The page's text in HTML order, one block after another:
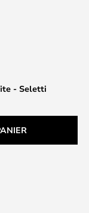
- Seletti